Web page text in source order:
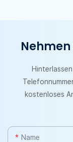
Nehmen
kostenloses
Name